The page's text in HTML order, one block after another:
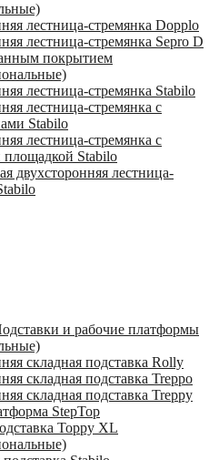
лестница-стремянка Dopplo
лестница-стремянка Sepro D
покрытием
лестница-стремянка Stabilo
лестница-стремянка с
Stabilo
лестница-стремянка с
площадкой Stabilo
двухсторонняя лестница-
и рабочие платформы
складная подставка Rolly
складная подставка Treppo
складная подставка Treppy
StepTop
Toppy XL